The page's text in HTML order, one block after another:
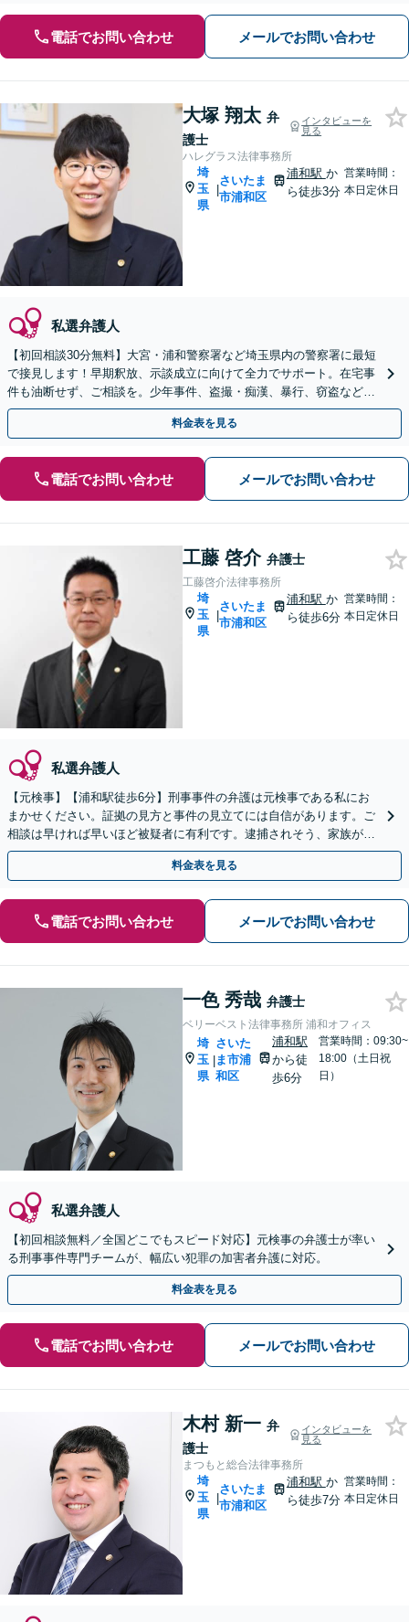
電話でお問い合わせ メールでお問い合わせ
大塚 翔太 弁
護士
インタビューを
見る
ハレグラス法律事務所
埼
玉
県
|
さいたま
市浦和区
浦和駅 か
ら徒歩3分
営業時間：
本日定休日
私選弁護人
【初回相談30分無料】大宮・浦和警察署など埼玉県内の警察署に最短
で接見します！早期釈放、示談成立に向けて全力でサポート。在宅事
件も油断せず、ご相談を。少年事件、盗撮・痴漢、暴行、窃盗など、
幅広い事件に対応【浦和駅3分】【夜間・土日祝面談可】
料金表を見る
電話でお問い合わせ メールでお問い合わせ
工藤 啓介 弁護士
工藤啓介法律事務所
埼
玉
県
|
さいたま
市浦和区
浦和駅 か
ら徒歩6分
営業時間：
本日定休日
私選弁護人
【元検事】【浦和駅徒歩6分】刑事事件の弁護は元検事である私にお
まかせください。証拠の見方と事件の見立てには自信があります。ご
相談は早ければ早いほど被疑者に有利です。逮捕されそう、家族が逮
捕されたという場合、いち早くご相談ください。
料金表を見る
電話でお問い合わせ メールでお問い合わせ
一色 秀哉 弁護士
ベリーベスト法律事務所 浦和オフィス
埼
玉
県
|
さいた
ま市浦
和区
浦和駅
から徒
歩6分
営業時間：09:30~
18:00（土日祝
日）
私選弁護人
【初回相談無料／全国どこでもスピード対応】元検事の弁護士が率い
る刑事事件専門チームが、幅広い犯罪の加害者弁護に対応。
料金表を見る
電話でお問い合わせ メールでお問い合わせ
木村 新一 弁
護士
インタビューを
見る
まつもと総合法律事務所
埼
玉
県
|
さいたま
市浦和区
浦和駅 か
ら徒歩7分
営業時間：
本日定休日